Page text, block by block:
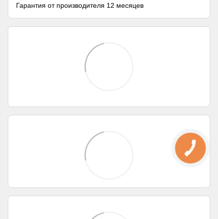
Гарантия от производителя 12 месяцев